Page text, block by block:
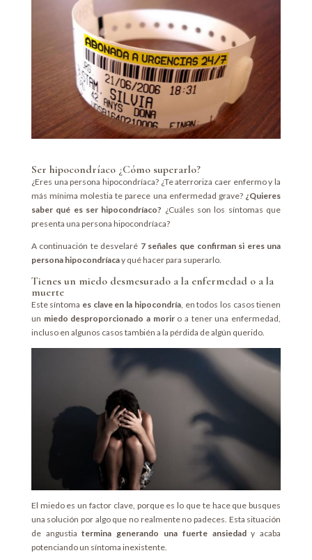
Ser hipocondríaco ¿Cómo superarlo?
¿Eres una persona hipocondríaca? ¿Te aterroriza caer enfermo y la
más mínima molestia te parece una enfermedad grave? ¿Quieres
saber qué es ser hipocondríaco? ¿Cuáles son los síntomas que
presenta una persona hipocondríaca?
A continuación te desvelaré 7 señales que confirman si eres una
persona hipocondríacay qué hacer para superarlo.
Tienes un miedo desmesurado a la enfermedad o a la
muerte
Este síntoma es clave en la hipocondría, en todos los casos tienen
un miedo desproporcionado a moriro a tener una enfermedad,
incluso en algunos casos también a la pérdida de algún querido.
El miedo es un factor clave, porque es lo que te hace que busques
una solución por algo que no realmente no padeces. Esta situación
de angustiatermina generando una fuerte ansiedady acaba
potenciando un síntoma inexistente.